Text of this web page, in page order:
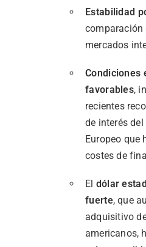
Estabilidad
comparación
mercados
Condiciones
favorables,
recientes
de interésdel
Europeo que
costesde
El dólar
fuerte,que
adquisitivo
americanos,